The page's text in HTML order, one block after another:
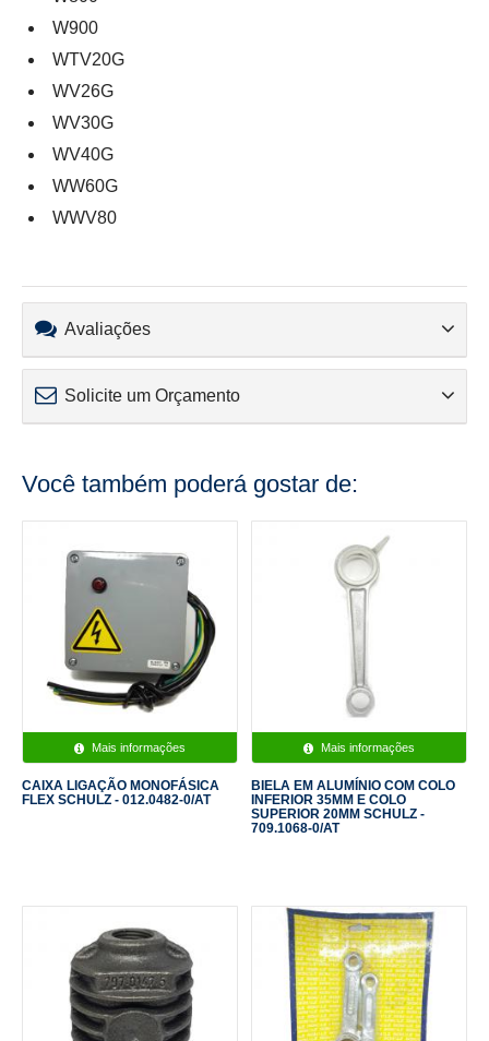
W900
WTV20G
WV26G
WV30G
WV40G
WW60G
WWV80
Avaliações
Solicite um Orçamento
Você também poderá gostar de:
Mais informações
CAIXA LIGAÇÃO MONOFÁSICA
FLEX SCHULZ - 012.0482-0/AT
Mais informações
BIELA EM ALUMÍNIO COM COLO
INFERIOR 35MM E COLO
SUPERIOR 20MM SCHULZ -
709.1068-0/AT